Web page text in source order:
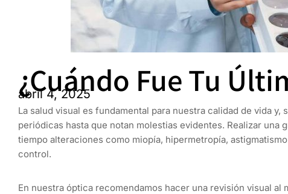
¿Cuándo Fue Tu
abril 4, 2025
La salud visual es fundamental para nuestra calidad de vida
periódicas hasta que notan molestias evidentes. Realizar
tiempo alteraciones como miopía, hipermetropía,
control.
En nuestra óptica recomendamos hacer una revisión visual